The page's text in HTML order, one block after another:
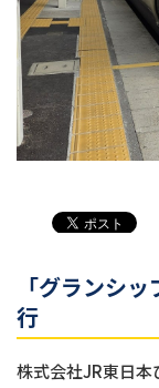
「グランシ
行
株式会社JR東日